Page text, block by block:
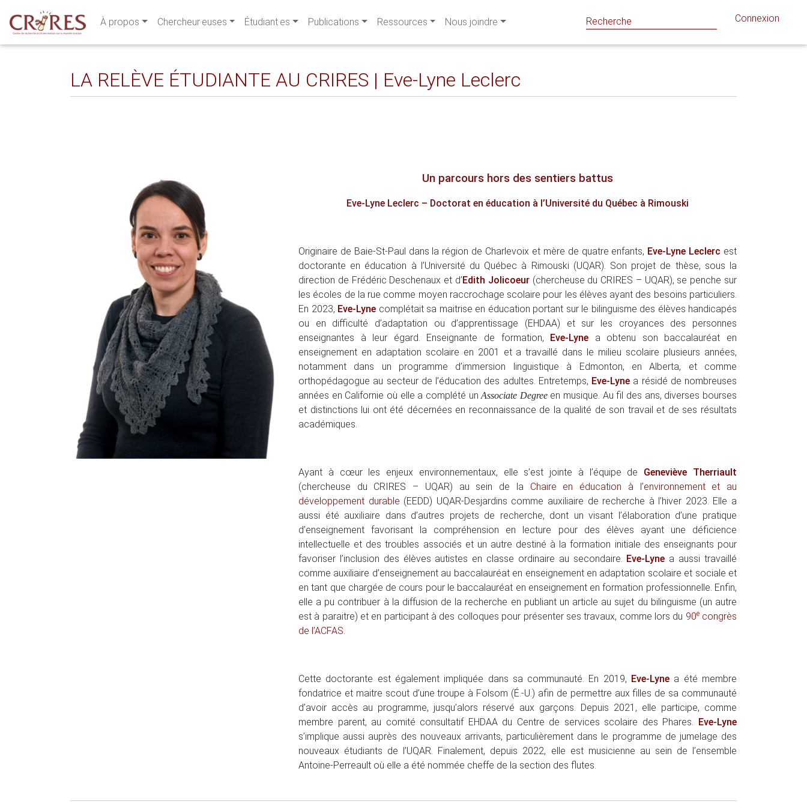
À propos Chercheur·euses Étudiant·es Publications Ressources Nous joindre Connexion
LA RELÈVE ÉTUDIANTE AU CRIRES | Eve-Lyne Leclerc
Un parcours hors des sentiers battus
Eve-Lyne Leclerc – Doctorat en éducation à l’Université du Québec à Rimouski
Originaire de Baie-St-Paul dans la région de Charlevoix et mère de quatre enfants, Eve-Lyne Leclerc est
doctorante en éducation à l’Université du Québec à Rimouski (UQAR). Son projet de thèse, sous la
direction de Frédéric Deschenaux et d’Edith Jolicoeur(chercheuse du CRIRES – UQAR), se penche sur
les écoles de la rue comme moyen raccrochage scolaire pour les élèves ayant des besoins particuliers.
En 2023, Eve-Lyne complétait sa maitrise en éducation portant sur le bilinguisme des élèves handicapés
ou en difficulté d’adaptation ou d’apprentissage (EHDAA) et sur les croyances des personnes
enseignantes à leur égard. Enseignante de formation, Eve-Lyne a obtenu son baccalauréat en
enseignement en adaptation scolaire en 2001 et a travaillé dans le milieu scolaire plusieurs années,
notamment dans un programme d’immersion linguistique à Edmonton, en Alberta, et comme
orthopédagogue au secteur de l’éducation des adultes. Entretemps, Eve-Lyne a résidé de nombreuses
années en Californie où elle a complété unAssociate Degreeen musique. Au fil des ans, diverses bourses
et distinctions lui ont été décernées en reconnaissance de la qualité de son travail et de ses résultats
académiques.
Ayant à cœur les enjeux environnementaux, elle s’est jointe à l’équipe de Geneviève Therriault
(chercheuse du CRIRES – UQAR) au sein de la Chaire en éducation à l’environnement et au
développement durable (EEDD) UQAR-Desjardins comme auxiliaire de recherche à l’hiver 2023. Elle a
aussi été auxiliaire dans d’autres projets de recherche, dont un visant l’élaboration d’une pratique
d’enseignement favorisant la compréhension en lecture pour des élèves ayant une déficience
intellectuelle et des troubles associés et un autre destiné à la formation initiale des enseignants pour
favoriser l’inclusion des élèves autistes en classe ordinaire au secondaire. Eve-Lyne a aussi travaillé
comme auxiliaire d’enseignement au baccalauréat en enseignement en adaptation scolaire et sociale et
en tant que chargée de cours pour le baccalauréat en enseignement en formation professionnelle. Enfin,
elle a pu contribuer à la diffusion de la recherche en publiant un article au sujet du bilinguisme (un autre
est à paraitre) et en participant à des colloques pour présenter ses travaux, comme lors du 90econgrès
de l’ACFAS.
Cette doctorante est également impliquée dans sa communauté. En 2019, Eve-Lyne a été membre
fondatrice et maitre scout d’une troupe à Folsom (É.-U.) afin de permettre aux filles de sa communauté
d’avoir accès au programme, jusqu’alors réservé aux garçons. Depuis 2021, elle participe, comme
membre parent, au comité consultatif EHDAA du Centre de services scolaire des Phares. Eve-Lyne
s’implique aussi auprès des nouveaux arrivants, particulièrement dans le programme de jumelage des
nouveaux étudiants de l’UQAR. Finalement, depuis 2022, elle est musicienne au sein de l’ensemble
Antoine-Perreault où elle a été nommée cheffe de la section des flutes.